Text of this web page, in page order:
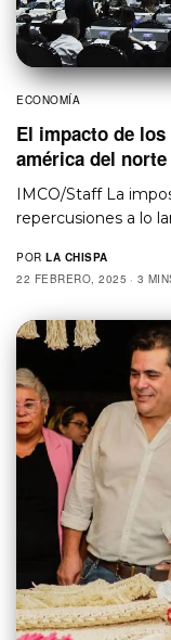
ECONOMÍA
El impacto de
américa del norte
IMCO/Staff La
repercusiones a lo
POR LA CHISPA
22 FEBRERO, 2025
3